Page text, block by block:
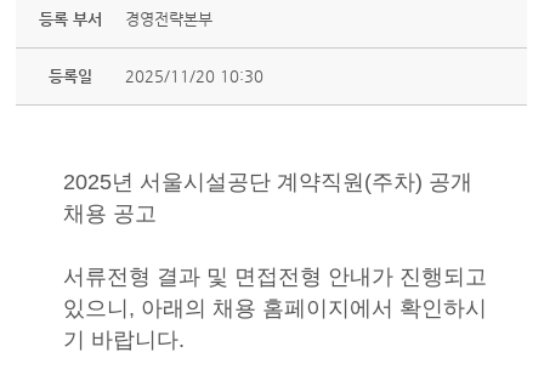
등록 부서 경영전략본부
등록일 2025/11/20 10:30
2025년 서울시설공단 계약직원(주차) 공개
채용 공고
서류전형 결과 및 면접전형 안내가 진행되고
있으니, 아래의 채용 홈페이지에서 확인하시
기 바랍니다.